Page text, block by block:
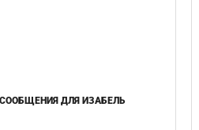
СООБЩЕНИЯ ДЛЯ ИЗАБЕЛЬ